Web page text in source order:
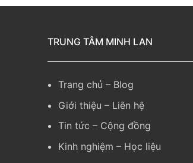
TRUNG TÂM MINH LAN
Trang chủ – Blog
Giới thiệu – Liên hệ
Tin tức – Cộng đồng
Kinh nghiệm – Học liệu